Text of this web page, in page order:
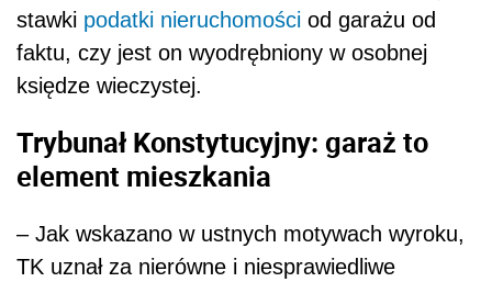
stawki podatki nieruchomości od garażu od
faktu, czy jest on wyodrębniony w osobnej
księdze wieczystej.
Trybunał Konstytucyjny: garaż to
element mieszkania
– Jak wskazano w ustnych motywach wyroku,
TK uznał za nierówne i niesprawiedliwe